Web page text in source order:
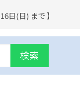
日(日) まで 】
検索